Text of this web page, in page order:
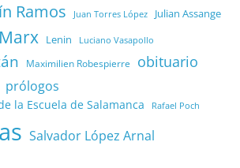
Ramos Juan Torres López Julian Assange
Lenin Luciano Vasapollo
Maximilien Robespierre
obituario
prólogos
la Escuela de Salamanca Rafael Poch
Salvador López Arnal